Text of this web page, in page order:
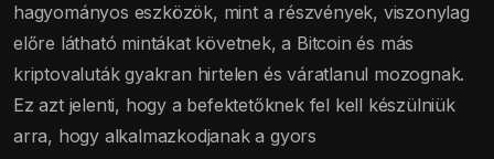
hagyományos eszközök, mint a részvények, viszonylag
előre látható mintákat követnek, a Bitcoin és más
kriptovaluták gyakran hirtelen és váratlanul mozognak.
Ez azt jelenti, hogy a befektetőknek fel kell készülniük
arra, hogy alkalmazkodjanak a gyors